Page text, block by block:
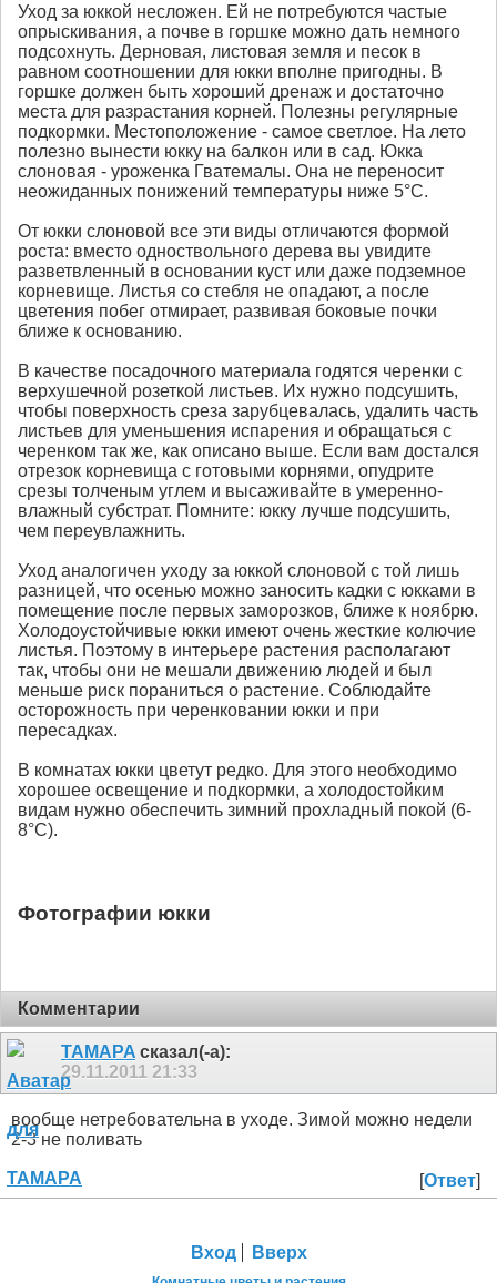
Уход за юккой несложен. Ей не потребуются частые
опрыскивания, а почве в горшке можно дать немного
подсохнуть. Дерновая, листовая земля и песок в
равном соотношении для юкки вполне пригодны. В
горшке должен быть хороший дренаж и достаточно
места для разрастания корней. Полезны регулярные
подкормки. Местоположение - самое светлое. На лето
полезно вынести юкку на балкон или в сад. Юкка
слоновая - уроженка Гватемалы. Она не переносит
неожиданных понижений температуры ниже 5°С.
От юкки слоновой все эти виды отличаются формой
роста: вместо одноствольного дерева вы увидите
разветвленный в основании куст или даже подземное
корневище. Листья со стебля не опадают, а после
цветения побег отмирает, развивая боковые почки
ближе к основанию.
В качестве посадочного материала годятся черенки с
верхушечной розеткой листьев. Их нужно подсушить,
чтобы поверхность среза зарубцевалась, удалить часть
листьев для уменьшения испарения и обращаться с
черенком так же, как описано выше. Если вам достался
отрезок корневища с готовыми корнями, опудрите
срезы толченым углем и высаживайте в умеренно-
влажный субстрат. Помните: юкку лучше подсушить,
чем переувлажнить.
Уход аналогичен уходу за юккой слоновой с той лишь
разницей, что осенью можно заносить кадки с юкками в
помещение после первых заморозков, ближе к ноябрю.
Холодоустойчивые юкки имеют очень жесткие колючие
листья. Поэтому в интерьере растения располагают
так, чтобы они не мешали движению людей и был
меньше риск пораниться о растение. Соблюдайте
осторожность при черенковании юкки и при
пересадках.
В комнатах юкки цветут редко. Для этого необходимо
хорошее освещение и подкормки, а холодостойким
видам нужно обеспечить зимний прохладный покой (6-
8°С).
Фотографии юкки
Комментарии
TAMAPA сказал(-а):
29.11.2011 21:33
вообще нетребовательна в уходе. Зимой можно недели
2-3 не поливать
[Ответ]
Вход Вверх